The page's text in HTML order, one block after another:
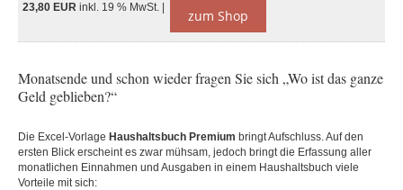
23,80 EUR inkl. 19 % MwSt. | zum Shop
Monatsende und schon wieder fragen Sie sich „Wo ist das ganze
Geld geblieben?“
Die Excel-Vorlage Haushaltsbuch Premium bringt Aufschluss. Auf den
ersten Blick erscheint es zwar mühsam, jedoch bringt die Erfassung aller
monatlichen Einnahmen und Ausgaben in einem Haushaltsbuch viele
Vorteile mit sich: